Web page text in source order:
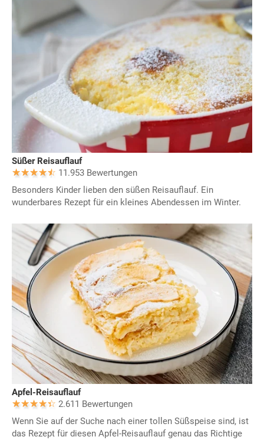
Süßer Reisauflauf
11.953 Bewertungen
Besonders Kinder lieben den süßen Reisauflauf. Ein
wunderbares Rezept für ein kleines Abendessen im Winter.
Apfel-Reisauflauf
2.611 Bewertungen
Wenn Sie auf der Suche nach einer tollen Süßspeise sind, ist
das Rezept für diesen Apfel-Reisauflauf genau das Richtige